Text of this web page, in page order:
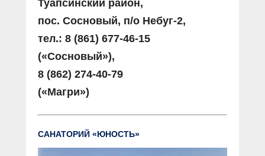
Туапсинский район,
пос. Сосновый, п/о Небуг-2,
тел.: 8 (861) 677-46-15
(«Сосновый»),
8 (862) 274-40-79
(«Магри»)
САНАТОРИЙ «ЮНОСТЬ»